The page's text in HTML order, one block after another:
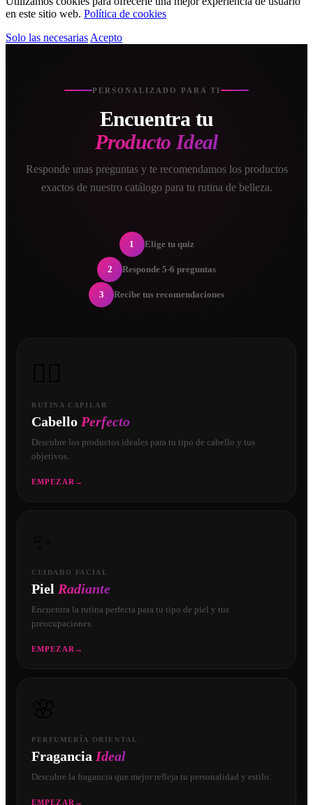
en este sitio web. Política de cookies
Solo las necesarias Acepto
PERSONALIZADO PARA TI
Encuentra tu
Producto Ideal
Responde unas preguntas y te recomendamos los productos
exactos de nuestro catálogo para tu rutina de belleza.
1 Elige tu quiz
2 Responde 5-6 preguntas
3 Recibe tus recomendaciones
RUTINA CAPILAR
Cabello Perfecto
Descubre los productos ideales para tu tipo de cabello y tus
objetivos.
EMPEZAR →
CUIDADO FACIAL
Piel Radiante
Encuentra la rutina perfecta para tu tipo de piel y tus
preocupaciones.
EMPEZAR →
PERFUMERÍA ORIENTAL
Fragancia Ideal
Descubre la fragancia que mejor refleja tu personalidad y estilo.
EMPEZAR →